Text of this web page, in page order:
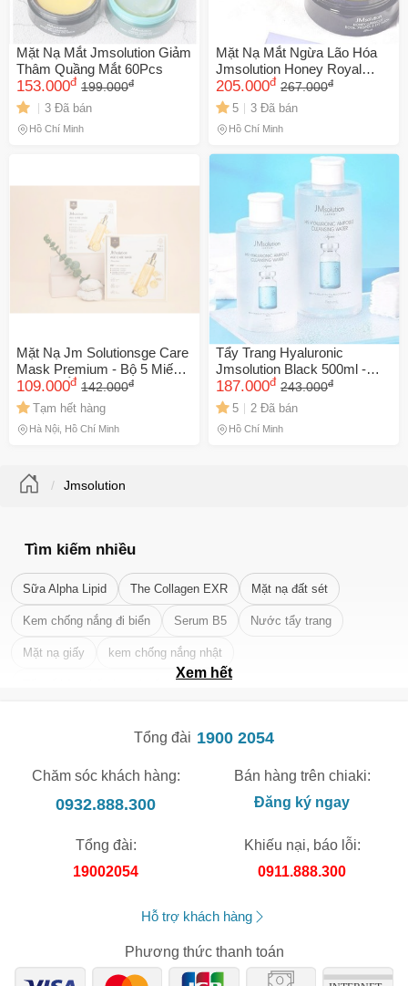
Mặt Nạ Mắt Jmsolution Giảm
Thâm Quầng Mắt 60Pcs
153.000đ 199.000đ
3 Đã bán
Hồ Chí Minh
Mặt Nạ Mắt Ngừa Lão Hóa
Jmsolution Honey Royal
Propolis Eye Patch - Dưỡng
ẩm, Giảm Quầng Thâm và
Bọng Mắt, 90G
205.000đ 267.000đ
5 3 Đã bán
Hồ Chí Minh
Mặt Nạ Jm Solutionsge Care
Mask Premium - Bộ 5 Miếng
Dưỡng Ẩm, Chống Oxy Hóa,
Phục Hồi Da, Giúp Da Mịn
Màng, Tươi Trẻ
109.000đ 142.000đ
Tạm hết hàng
Hà Nội, Hồ Chí Minh
Tẩy Trang Hyaluronic
Jmsolution Black 500ml -
Làm Sạch Da Mặt, Cung Cấp
Độ Ẩm, Dành Cho Da Nhạy
Cảm, Không Gây Kích Ứng
187.000đ 243.000đ
5 2 Đã bán
Hồ Chí Minh
Jmsolution
Tìm kiếm nhiều
Sữa Alpha Lipid The Collagen EXR Mặt nạ đất sét
Kem chống nắng đi biển Serum B5 Nước tẩy trang
Mặt nạ giấy kem chống nắng nhật
Xem hết
Tổng đài 1900 2054
Chăm sóc khách hàng:
0932.888.300
Bán hàng trên chiaki:
Đăng ký ngay
Tổng đài:
19002054
Khiếu nại, báo lỗi:
0911.888.300
Hỗ trợ khách hàng
Phương thức thanh toán
🎁 Đừng Bỏ Lỡ! 🎁
cho bất kỳ đơn hàng nào.
XXX-XXXX
Số lần áp dụng: 1 lần
Áp dụng cho đơn hàng từ:
Chỉ áp dụng cho gian hàng:
LẤY MÃ NGAY